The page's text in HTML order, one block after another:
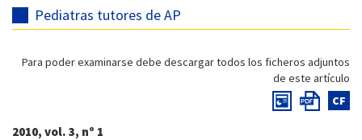
Pediatras tutores de AP
Para poder examinarse debe descargar todos los ficheros adjuntos
de este artículo
CF
2010, vol. 3, nº 1